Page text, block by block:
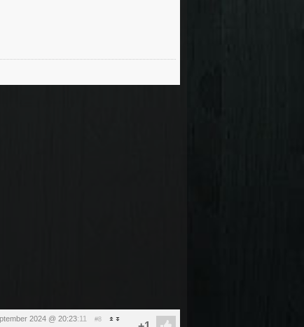
2024 @ 20:23:11 #8